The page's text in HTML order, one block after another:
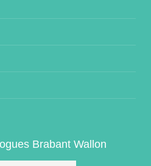
Brabant Wallon